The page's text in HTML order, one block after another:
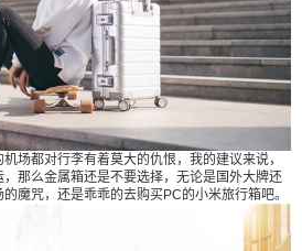
场都对行李有着莫大的仇恨，我的建议来说，
那么金属箱还是不要选择，无论是国外大牌还
魔咒，还是乖乖的去购买PC的小米旅行箱吧。